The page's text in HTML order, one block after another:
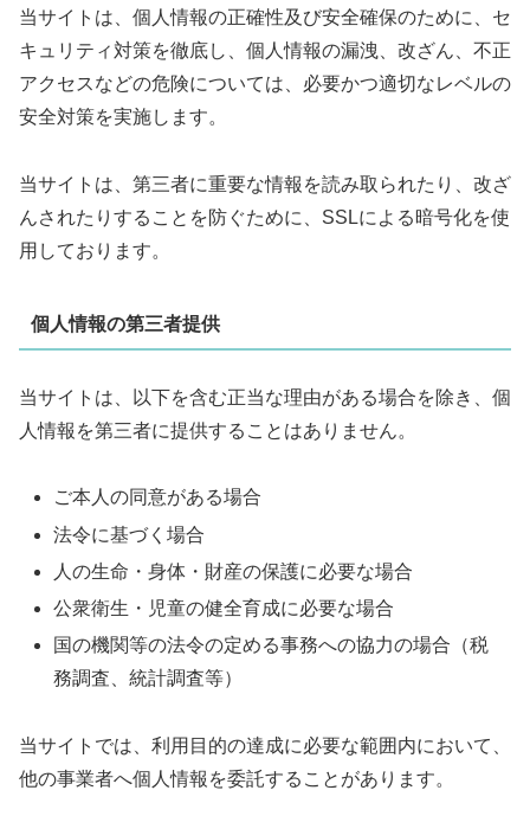
当サイトは、個人情報の正確性及び安全確保のために、セ
キュリティ対策を徹底し、個人情報の漏洩、改ざん、不正
アクセスなどの危険については、必要かつ適切なレベルの
安全対策を実施します。
当サイトは、第三者に重要な情報を読み取られたり、改ざ
んされたりすることを防ぐために、SSLによる暗号化を使
用しております。
個人情報の第三者提供
当サイトは、以下を含む正当な理由がある場合を除き、個
人情報を第三者に提供することはありません。
ご本人の同意がある場合
法令に基づく場合
人の生命・身体・財産の保護に必要な場合
公衆衛生・児童の健全育成に必要な場合
国の機関等の法令の定める事務への協力の場合（税
務調査、統計調査等）
当サイトでは、利用目的の達成に必要な範囲内において、
他の事業者へ個人情報を委託することがあります。